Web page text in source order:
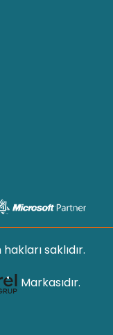
saklıdır.
Markasıdır.